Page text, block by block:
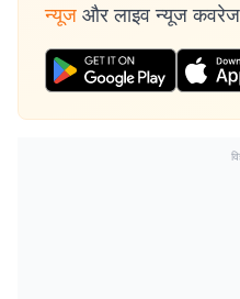
न्यूज और लाइव न्यूज कवरेज